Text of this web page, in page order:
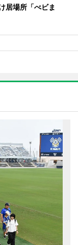
居場所「べビま